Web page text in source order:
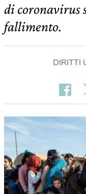
di coronavirus
fallimento.
DIRITTI